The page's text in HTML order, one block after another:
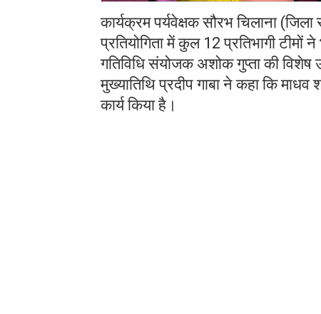
कार्यक्रम पर्यवेक्षक सौरभ चिलाना
प्रतियोगिता में कुल 12 प्रतिभागी टीमों
गतिविधि संयोजक अशोक गुप्ता की विशेष
मुख्यातिथि प्रदीप गाबा ने कहा कि
कार्य किया है।